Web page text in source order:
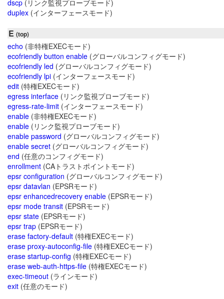
dscp (リンク監視プローブモード)
duplex (インターフェースモード)
E (top)
echo (非特権EXECモード)
ecofriendly button enable (グローバルコンフィグモード)
ecofriendly led (グローバルコンフィグモード)
ecofriendly lpi (インターフェースモード)
edit (特権EXECモード)
egress interface (リンク監視プローブモード)
egress-rate-limit (インターフェースモード)
enable (非特権EXECモード)
enable (リンク監視プローブモード)
enable password (グローバルコンフィグモード)
enable secret (グローバルコンフィグモード)
end (任意のコンフィグモード)
enrollment (CAトラストポイントモード)
epsr configuration (グローバルコンフィグモード)
epsr datavlan (EPSRモード)
epsr enhancedrecovery enable (EPSRモード)
epsr mode transit (EPSRモード)
epsr state (EPSRモード)
epsr trap (EPSRモード)
erase factory-default (特権EXECモード)
erase proxy-autoconfig-file (特権EXECモード)
erase startup-config (特権EXECモード)
erase web-auth-https-file (特権EXECモード)
exec-timeout (ラインモード)
exit (任意のモード)